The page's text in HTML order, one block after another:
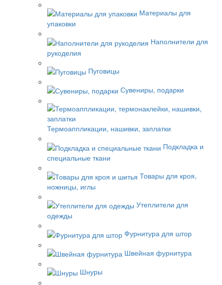
Материалы для
упаковки
Наполнители для
рукоделия
Пуговицы
Сувениры, подарки
Термоаппликации, нашивки, заплатки
Подкладка и
специальные ткани
Товары для кроя,
ножницы, иглы
Утеплители для
одежды
Фурнитура для штор
Швейная фурнитура
Шнуры